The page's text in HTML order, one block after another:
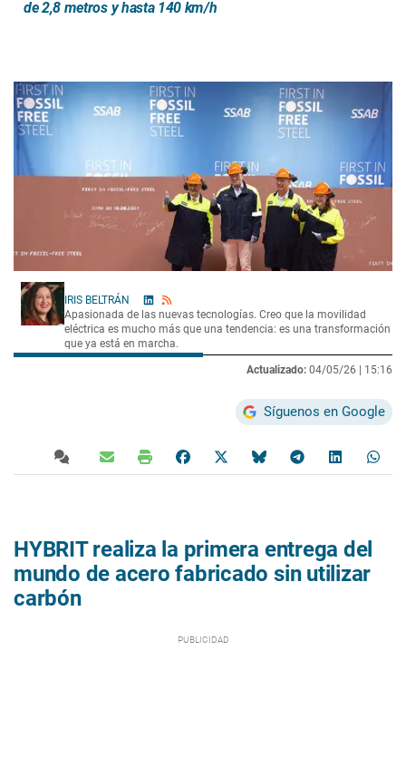
de 2,8 metros y hasta 140 km/h
IRIS BELTRÁN
Apasionada de las nuevas tecnologías. Creo que la movilidad
eléctrica es mucho más que una tendencia: es una transformación
que ya está en marcha.
Actualizado: 04/05/26 | 15:16
Síguenos en Google
HYBRIT realiza la primera entrega del
mundo de acero fabricado sin utilizar
carbón